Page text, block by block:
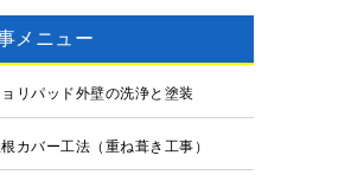
メニュー
ョリパッド外壁の洗浄と塗装
カバー工法（重ね葺き工事）